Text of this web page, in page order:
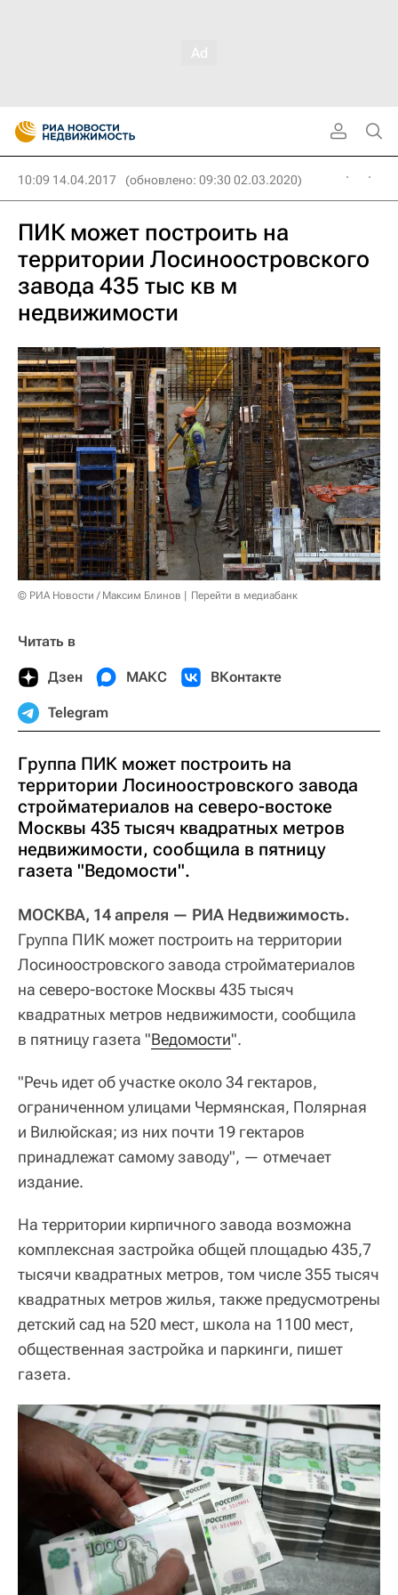
10:09 14.04.2017 (обновлено: 09:30 02.03.2020)
ПИК может построить на
территории Лосиноостровского
завода 435 тыс кв м
недвижимости
© РИА Новости / Максим Блинов Перейти в медиабанк
Читать в
Дзен МАКС ВКонтакте
Telegram
Группа ПИК может построить на
территории Лосиноостровского завода
стройматериалов на северо-востоке
Москвы 435 тысяч квадратных метров
недвижимости, сообщила в пятницу
газета "Ведомости".
МОСКВА, 14 апреля — РИА Недвижимость.
Группа ПИК может построить на территории
Лосиноостровского завода стройматериалов
на северо-востоке Москвы 435 тысяч
квадратных метров недвижимости, сообщила
в пятницу газета "Ведомости".
"Речь идет об участке около 34 гектаров,
ограниченном улицами Чермянская, Полярная
и Вилюйская; из них почти 19 гектаров
принадлежат самому заводу", — отмечает
издание.
На территории кирпичного завода возможна
комплексная застройка общей площадью 435,7
тысячи квадратных метров, том числе 355 тысяч
квадратных метров жилья, также предусмотрены
детский сад на 520 мест, школа на 1100 мест,
общественная застройка и паркинги, пишет
газета.